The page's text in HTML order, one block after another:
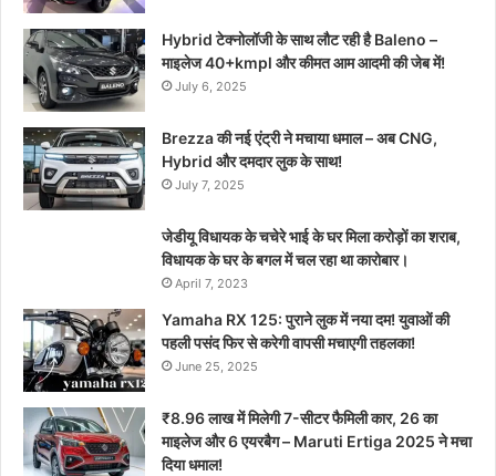
Hybrid टेक्नोलॉजी के साथ लौट रही है Baleno –
माइलेज 40+kmpl और कीमत आम आदमी की जेब में!
July 6, 2025
Brezza की नई एंट्री ने मचाया धमाल – अब CNG,
Hybrid और दमदार लुक के साथ!
July 7, 2025
जेडीयू विधायक के चचेरे भाई के घर मिला करोड़ों का शराब,
विधायक के घर के बगल में चल रहा था कारोबार।
April 7, 2023
Yamaha RX 125: पुराने लुक में नया दम! युवाओं की
पहली पसंद फिर से करेगी वापसी मचाएगी तहलका!
June 25, 2025
₹8.96 लाख में मिलेगी 7-सीटर फैमिली कार, 26 का
माइलेज और 6 एयरबैग – Maruti Ertiga 2025 ने मचा
दिया धमाल!